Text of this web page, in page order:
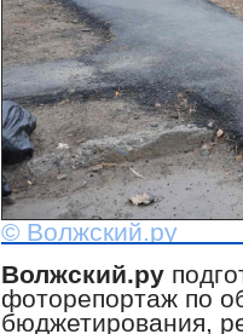
© Волжский.ру
Волжский.ру
фоторепортаж по
бюджетирования,